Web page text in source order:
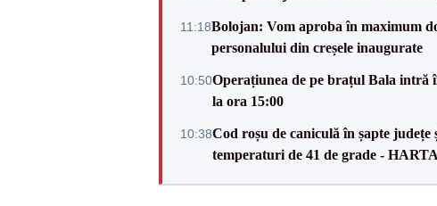
11:18Bolojan: Vom aproba în maximum
personalului din creșele inaugurate
10:50Operațiunea de pe brațul Bala intră
la ora 15:00
10:38Cod roșu de caniculă în șapte
temperaturi de 41 de grade - HARTA